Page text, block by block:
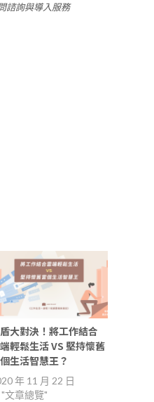
諮詢與導入服務
大對決！將工作結合
輕鬆生活 VS 堅持懷舊
生活智慧王？
年 11 月 22 日
文章總覽"